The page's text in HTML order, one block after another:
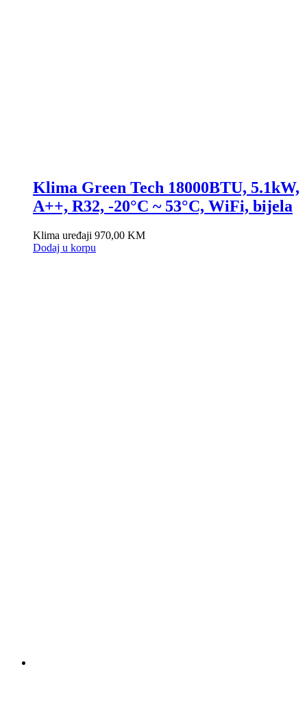
Klima Green Tech 18000BTU, 5.1kW,
A++, R32, -20°C ~ 53°C, WiFi, bijela
Klima uređaji 970,00 KM
Dodaj u korpu